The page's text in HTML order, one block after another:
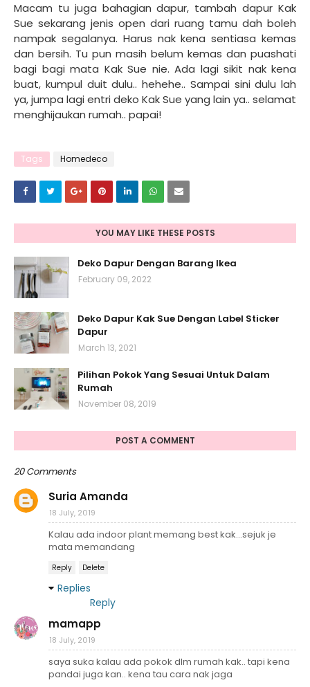
Macam tu juga bahagian dapur, tambah dapur Kak
Sue sekarang jenis open dari ruang tamu dah boleh
nampak segalanya. Harus nak kena sentiasa kemas
dan bersih. Tu pun masih belum kemas dan puashati
bagi bagi mata Kak Sue nie. Ada lagi sikit nak kena
buat, kumpul duit dulu.. hehehe.. Sampai sini dulu lah
ya, jumpa lagi entri deko Kak Sue yang lain ya.. selamat
menghijaukan rumah.. papai!
Tags Homedeco
YOU MAY LIKE THESE POSTS
Deko Dapur Dengan Barang Ikea
February 09, 2022
Deko Dapur Kak Sue Dengan Label Sticker
Dapur
March 13, 2021
Pilihan Pokok Yang Sesuai Untuk Dalam
Rumah
November 08, 2019
POST A COMMENT
20 Comments
Suria Amanda
18 July, 2019
Kalau ada indoor plant memang best kak...sejuk je
mata memandang
Reply Delete
Replies
Reply
mamapp
18 July, 2019
saya suka kalau ada pokok dlm rumah kak.. tapi kena
pandai juga kan.. kena tau cara nak jaga